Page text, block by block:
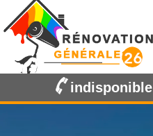
indisponible